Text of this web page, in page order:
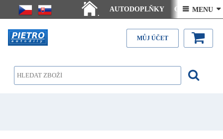
.
AUTODOPLŇKY Ceny doručení
Články - návody Kontakt
 MENU 
MŮJ ÚČET